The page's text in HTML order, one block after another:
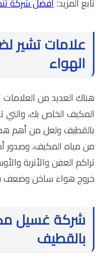
تابع المزيد: أفضل شركة
علامات تشير
الهواء
هناك العديد من العلامات
المكيف الخاص بك،
بالقطيف ولعل من أهم
من مياه المكيف، وصدور
تراكم العفن والأتربة
خروج هواء ساخن وضعف
شركة غسيل
بالقطيف